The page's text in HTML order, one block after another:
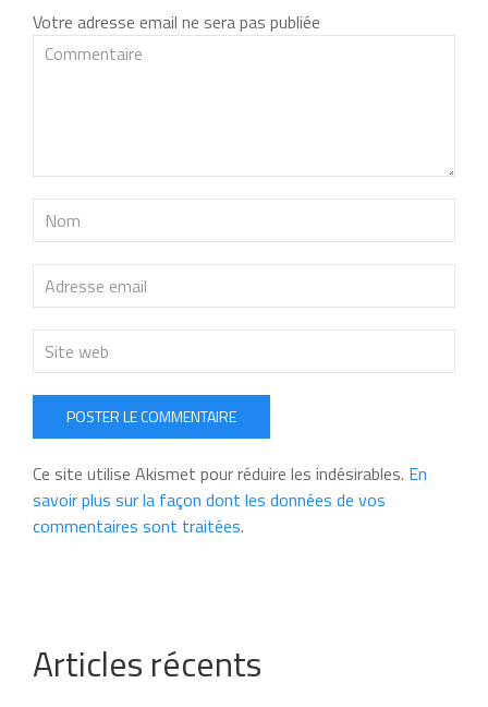
Votre adresse email ne sera pas publiée
POSTER LE COMMENTAIRE
Ce site utilise Akismet pour réduire les indésirables. En
savoir plus sur la façon dont les données de vos
commentaires sont traitées.
Articles récents